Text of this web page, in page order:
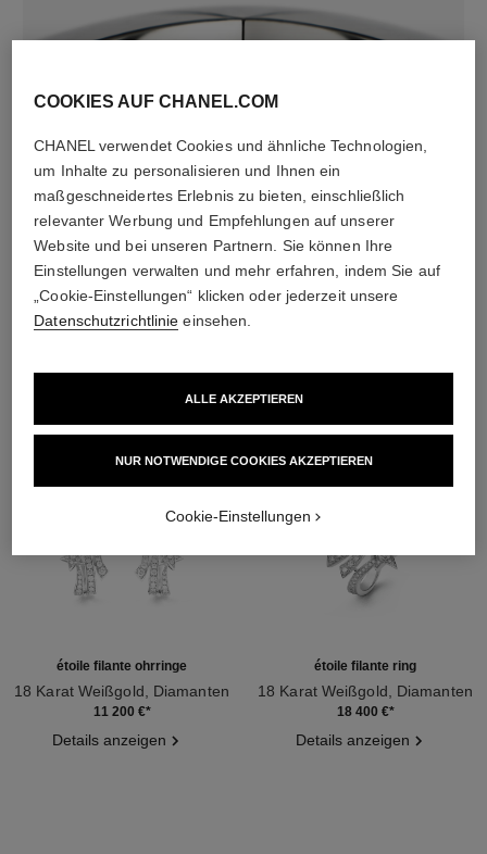
18 Karat Weißgold
ENTDECKEN SIE AUCH
étoile filante ohrringe
18 Karat Weißgold, Diamanten
Ref. J1081411 200 €*
Details anzeigen
étoile filante ring
18 Karat Weißgold, Diamanten
18 400 €*
Details anzeigen
COOKIES AUF CHANEL.COM
CHANEL verwendet Cookies und ähnliche Technologien,
um Inhalte zu personalisieren und Ihnen ein
maßgeschneidertes Erlebnis zu bieten, einschließlich
relevanter Werbung und Empfehlungen auf unserer
Website und bei unseren Partnern. Sie können Ihre
Einstellungen verwalten und mehr erfahren, indem Sie auf
„Cookie-Einstellungen“ klicken oder jederzeit unsere
Datenschutzrichtlinie einsehen.
NUR NOTWENDIGE COOKIES AKZEPTIEREN
ALLE AKZEPTIEREN
Cookie-Einstellungen